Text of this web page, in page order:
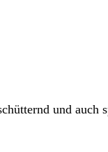
und auch